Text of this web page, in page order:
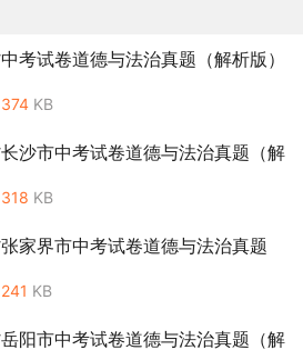
考试卷道德与法治真题（解析版）
374 KB
沙市中考试卷道德与法治真题（解
318 KB
家界市中考试卷道德与法治真题
241 KB
阳市中考试卷道德与法治真题（解